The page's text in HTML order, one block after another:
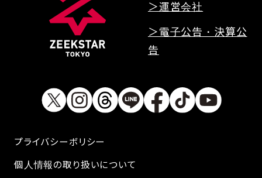
＞運営会社
＞電子公告・決算公
告
プライバシーボリシー
個人情報の取り扱いについて